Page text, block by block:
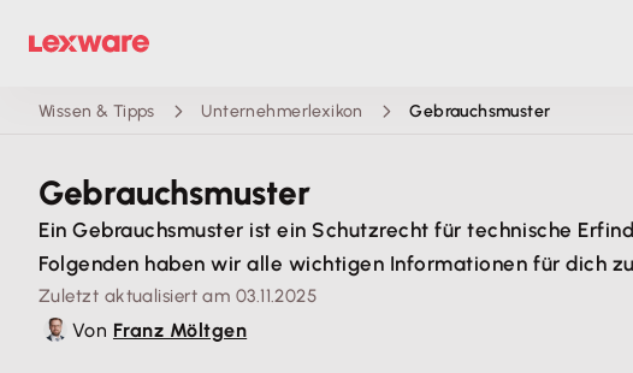
Wissen & Tipps Unternehmerlexikon Gebrauchsmuster
Gebrauchsmuster
Ein Gebrauchsmuster ist ein Schutzrecht für technische
Folgenden haben wir alle wichtigen Informationen für dich
Zuletzt aktualisiert am 03.11.2025
Von Franz Möltgen